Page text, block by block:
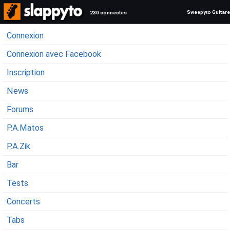
230 connectés Sweepyto Guitare
Connexion
Connexion avec Facebook
Inscription
News
Forums
P.A.Matos
P.A.Zik
Bar
Tests
Concerts
Tabs